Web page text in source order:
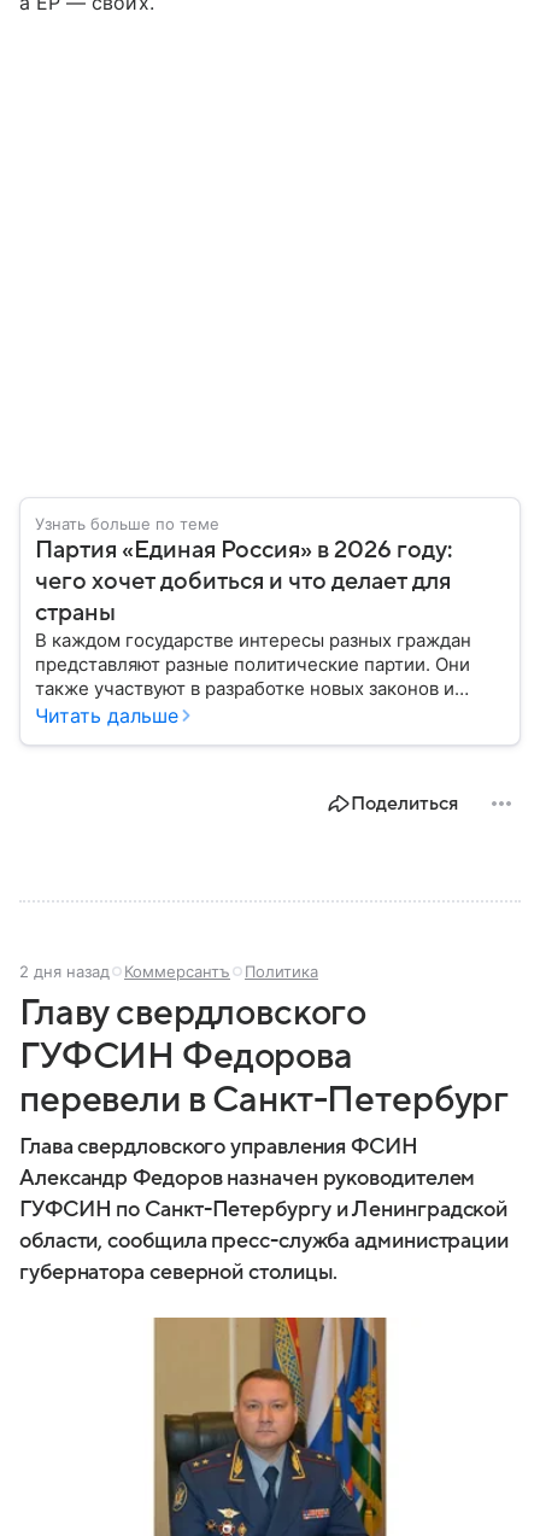
Узнать больше по теме
Партия «Единая Россия» в 2026 году:
чего хочет добиться и что делает для
страны
В каждом государстве интересы разных граждан
представляют разные политические партии. Они
также участвуют в разработке новых законов и
помогают управлять страной. Некоторые из них
Вспоминаем, как партия «Единая Россия» стала
Читать дальше
Поделиться
2 дня назад Коммерсантъ Политика
Главу свердловского
ГУФСИН Федорова
перевели в Санкт-Петербург
Глава свердловского управления ФСИН
Александр Федоров назначен руководителем
ГУФСИН по Санкт-Петербургу и Ленинградской
области, сообщила пресс-служба администрации
губернатора северной столицы.